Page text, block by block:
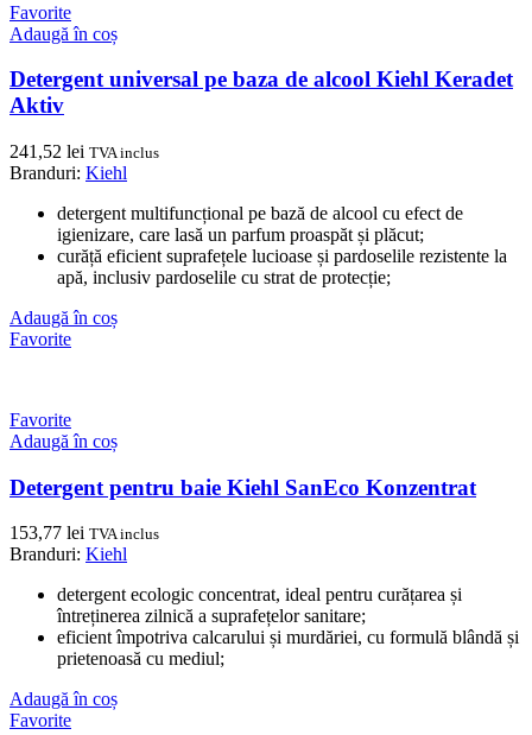
Favorite
Adaugă în coș
Detergent universal pe baza de alcool Kiehl Keradet
Aktiv
241,52 lei TVA inclus
Branduri: Kiehl
detergent multifuncțional pe bază de alcool cu efect de
igienizare, care lasă un parfum proaspăt și plăcut;
curăță eficient suprafețele lucioase și pardoselile rezistente la
apă, inclusiv pardoselile cu strat de protecție;
Adaugă în coș
Favorite
Favorite
Adaugă în coș
Detergent pentru baie Kiehl SanEco Konzentrat
153,77 lei TVA inclus
Branduri: Kiehl
detergent ecologic concentrat, ideal pentru curățarea și
întreținerea zilnică a suprafețelor sanitare;
eficient împotriva calcarului și murdăriei, cu formulă blândă și
prietenoasă cu mediul;
Adaugă în coș
Favorite